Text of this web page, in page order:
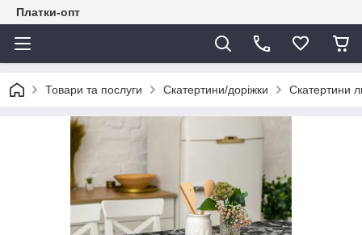
Платки-опт
Товари та послуги Скатертини/доріжки Скатертини